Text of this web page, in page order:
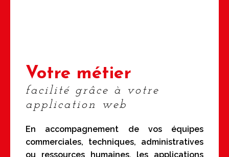
Votre métier
facilité grâce à votre
application web
En accompagnement de vos équipes
commerciales, techniques, administratives
ou ressources humaines, les applications